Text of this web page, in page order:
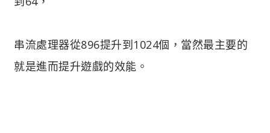
串流處理器從896提升到1024個，當然最主要的
就是進而提升遊戲的效能。